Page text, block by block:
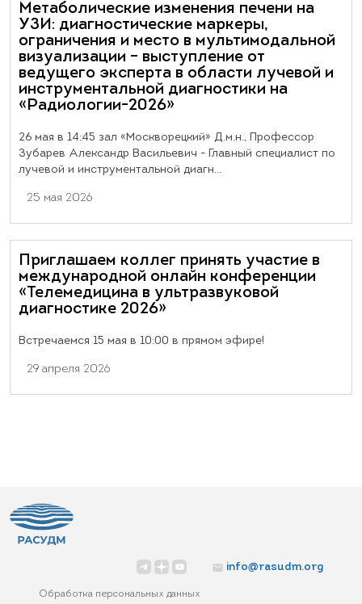
Метаболические изменения печени на
УЗИ: диагностические маркеры,
ограничения и место в мультимодальной
визуализации – выступление от
ведущего эксперта в области лучевой и
инструментальной диагностики на
«Радиологии-2026»
26 мая в 14:45 зал «Москворецкий» Д.м.н., Профессор
Зубарев Александр Васильевич - Главный специалист по
лучевой и инструментальной диагн...
25 мая 2026
Приглашаем коллег принять участие в
международной онлайн конференции
«Телемедицина в ультразвуковой
диагностике 2026»
Встречаемся 15 мая в 10:00 в прямом эфире!
29 апреля 2026
info@rasudm.org
Обработка персональных данных